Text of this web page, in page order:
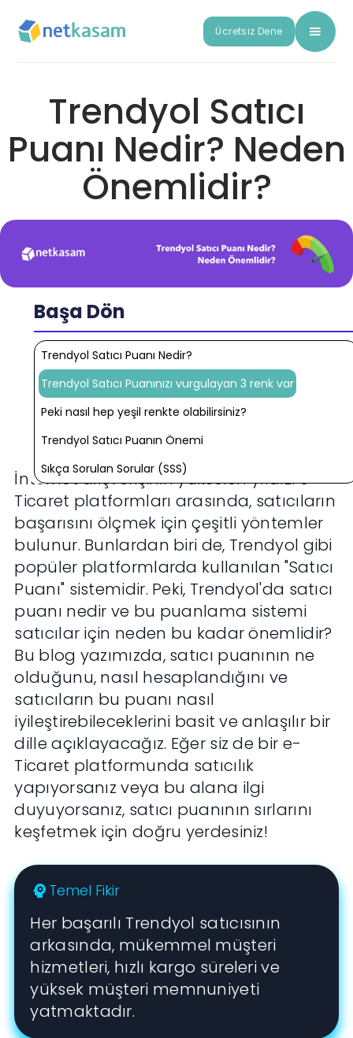
Ücretsiz Dene
Trendyol Satıcı
Puanı Nedir? Neden
Önemlidir?
Başa Dön
Trendyol Satıcı Puanı Nedir?
Trendyol Satıcı Puanınızı vurgulayan 3 renk var
Peki nasıl hep yeşil renkte olabilirsiniz?
Trendyol Satıcı Puanın Önemi
Sıkça Sorulan Sorular (SSS)
İnternet alışverişinin yükselen yıldızı e-
Ticaret platformları arasında, satıcıların
başarısını ölçmek için çeşitli yöntemler
bulunur. Bunlardan biri de, Trendyol gibi
popüler platformlarda kullanılan "Satıcı
Puanı" sistemidir. Peki, Trendyol'da satıcı
puanı nedir ve bu puanlama sistemi
satıcılar için neden bu kadar önemlidir?
Bu blog yazımızda, satıcı puanının ne
olduğunu, nasıl hesaplandığını ve
satıcıların bu puanı nasıl
iyileştirebileceklerini basit ve anlaşılır bir
dille açıklayacağız. Eğer siz de bir e-
Ticaret platformunda satıcılık
yapıyorsanız veya bu alana ilgi
duyuyorsanız, satıcı puanının sırlarını
keşfetmek için doğru yerdesiniz!
psychology Temel Fikir
Her başarılı Trendyol satıcısının
arkasında, mükemmel müşteri
hizmetleri, hızlı kargo süreleri ve
yüksek müşteri memnuniyeti
yatmaktadır.